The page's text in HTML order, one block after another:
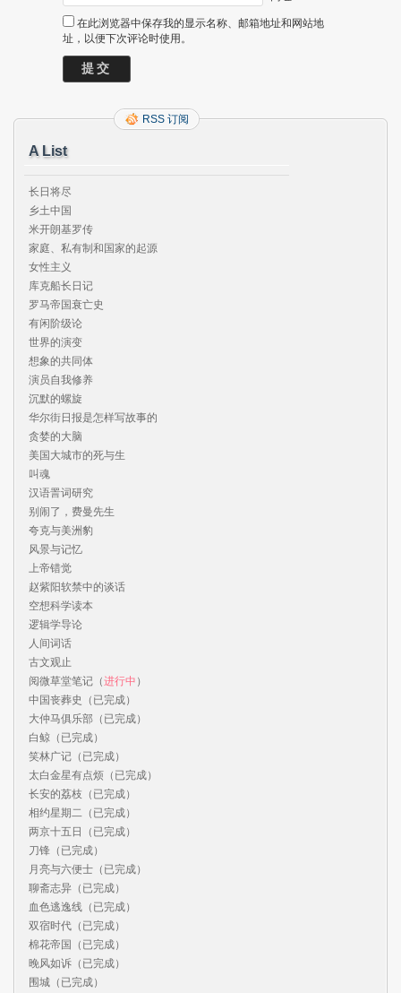
在此浏览器中保存我的显示名称、邮箱地址和网站地
址，以便下次评论时使用。
RSS 订阅
A List
长日将尽
乡土中国
米开朗基罗传
家庭、私有制和国家的起源
女性主义
库克船长日记
罗马帝国衰亡史
有闲阶级论
世界的演变
想象的共同体
演员自我修养
沉默的螺旋
华尔街日报是怎样写故事的
贪婪的大脑
美国大城市的死与生
叫魂
汉语詈词研究
别闹了，费曼先生
夸克与美洲豹
风景与记忆
上帝错觉
赵紫阳软禁中的谈话
空想科学读本
逻辑学导论
人间词话
古文观止
阅微草堂笔记（进行中 ）
中国丧葬史（已完成）
大仲马俱乐部（已完成）
白鲸（已完成）
笑林广记（已完成）
太白金星有点烦（已完成）
长安的荔枝（已完成）
相约星期二（已完成）
两京十五日（已完成）
刀锋（已完成）
月亮与六便士（已完成）
聊斋志异（已完成）
血色逃逸线（已完成）
双宿时代（已完成）
棉花帝国（已完成）
晚风如诉（已完成）
围城（已完成）